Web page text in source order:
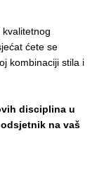
ćete se
kombinaciji stila i
disciplina u
na vaš